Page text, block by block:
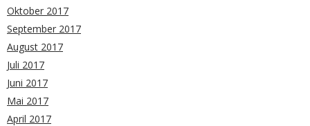
Oktober 2017
September 2017
August 2017
Juli 2017
Juni 2017
Mai 2017
April 2017